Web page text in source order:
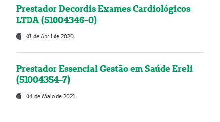
Prestador Decordis Exames Cardiológicos
LTDA (51004346-0)
01 de Abril de 2020
Prestador Essencial Gestão em Saúde Ereli
(51004354-7)
04 de Maio de 2021